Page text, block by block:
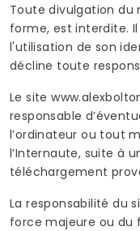
Toute divulgation du
forme, est interdite.
l'utilisation de son
décline toute
Le site
responsable
l’ordinateur ou tout
l’Internaute, suite à
téléchargement
La responsabilité du
force majeure ou du